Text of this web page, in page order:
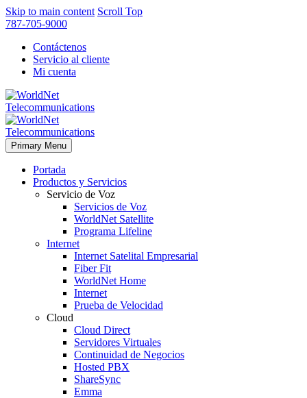
Skip to main content Scroll Top
787-705-9000
Contáctenos
Servicio al cliente
Mi cuenta
Primary Menu
Portada
Productos y Servicios
Servicio de Voz
Servicios de Voz
WorldNet Satellite
Programa Lifeline
Internet
Internet Satelital Empresarial
Fiber Fit
WorldNet Home
Internet
Prueba de Velocidad
Cloud
Cloud Direct
Servidores Virtuales
Continuidad de Negocios
Hosted PBX
ShareSync
Emma